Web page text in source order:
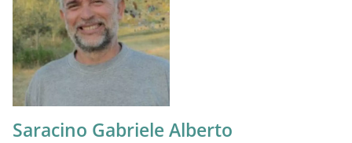
Saracino Gabriele Alberto